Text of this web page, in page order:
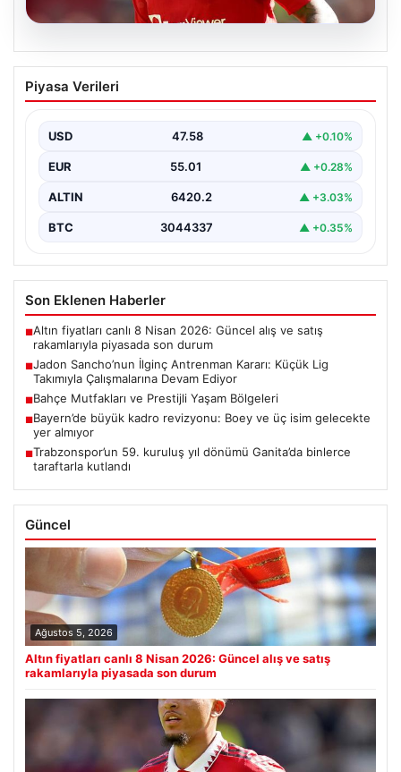
05.08.2026
Jadon Sancho’nun İlginç Antrenman
Kararı: Küçük Lig Takımıyla
Manchester United ile yollarını ayırmasının ardından
Sancho, kariyerine yeni…
Piyasa Verileri
USD 47.58 ▲ +0.10%
EUR 55.01 ▲ +0.28%
ALTIN 6420.2 ▲ +3.03%
BTC 3044337 ▲ +0.35%
Son Eklenen Haberler
■Altın fiyatları canlı 8 Nisan 2026: Güncel alış ve satış
rakamlarıyla piyasada son durum
■Jadon Sancho’nun İlginç Antrenman Kararı: Küçük Lig
Takımıyla Çalışmalarına Devam Ediyor
■Bahçe Mutfakları ve Prestijli Yaşam Bölgeleri
■Bayern’de büyük kadro revizyonu: Boey ve üç isim gelecekte
yer almıyor
■Trabzonspor’un 59. kuruluş yıl dönümü Ganita’da binlerce
taraftarla kutlandı
Güncel
Ağustos 5, 2026
Altın fiyatları canlı 8 Nisan 2026: Güncel alış ve satış
rakamlarıyla piyasada son durum